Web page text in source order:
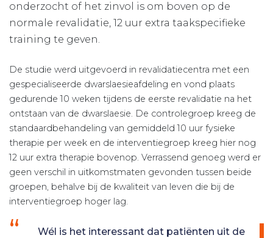
onderzocht of het zinvol is om boven op de
normale revalidatie, 12 uur extra taakspecifieke
training te geven.
De studie werd uitgevoerd in revalidatiecentra met een
gespecialiseerde dwarslaesieafdeling en vond plaats
gedurende 10 weken tijdens de eerste revalidatie na het
ontstaan van de dwarslaesie. De controlegroep kreeg de
standaardbehandeling van gemiddeld 10 uur fysieke
therapie per week en de interventiegroep kreeg hier nog
12 uur extra therapie bovenop. Verrassend genoeg werd er
geen verschil in uitkomstmaten gevonden tussen beide
groepen, behalve bij de kwaliteit van leven die bij de
interventiegroep hoger lag.
Wél is het interessant dat patiënten uit de